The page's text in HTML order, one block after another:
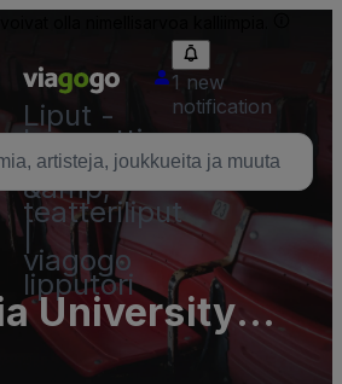
Liput -
konsertti,
urheilu
&amp;
teatteriliput
viagogo
lipputori
1 new
notification
University
Parking Lots